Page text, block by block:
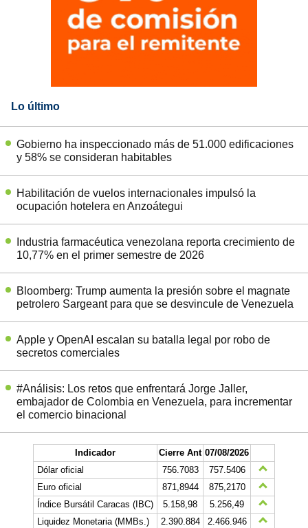
Lo último
Gobierno ha inspeccionado más de 51.000 edificaciones
y 58% se consideran habitables
Habilitación de vuelos internacionales impulsó la
ocupación hotelera en Anzoátegui
Industria farmacéutica venezolana reporta crecimiento de
10,77% en el primer semestre de 2026
Bloomberg: Trump aumenta la presión sobre el magnate
petrolero Sargeant para que se desvincule de Venezuela
Apple y OpenAI escalan su batalla legal por robo de
secretos comerciales
#Análisis: Los retos que enfrentará Jorge Jaller,
embajador de Colombia en Venezuela, para incrementar
el comercio binacional
Indicador Cierre Ant 07/08/2026
Dólar oficial
756.7083
757.5406
Euro oficial
871,8944
875,2170
Índice Bursátil Caracas (IBC)
5.158,98
5.256,49
Liquidez Monetaria (MMBs.)
2.390.884
2.466.946